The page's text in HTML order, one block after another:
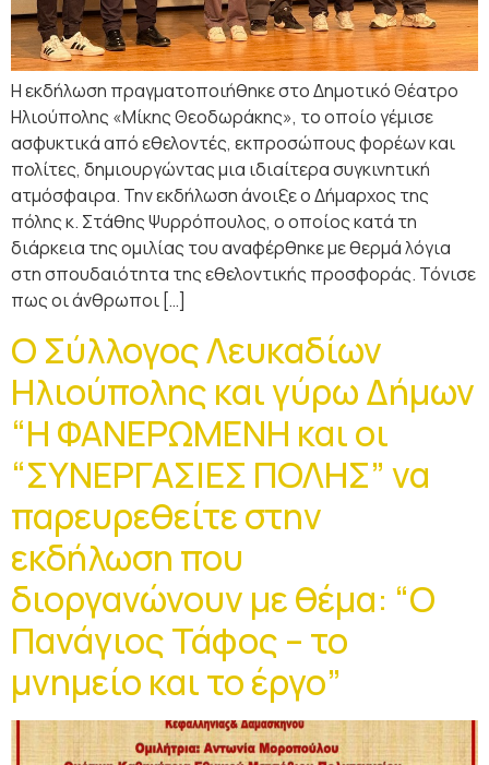
Η εκδήλωση πραγματοποιήθηκε στο Δημοτικό Θέατρο
Ηλιούπολης «Μίκης Θεοδωράκης», το οποίο γέμισε
ασφυκτικά από εθελοντές, εκπροσώπους φορέων και
πολίτες, δημιουργώντας μια ιδιαίτερα συγκινητική
ατμόσφαιρα. Την εκδήλωση άνοιξε ο Δήμαρχος της
πόλης κ. Στάθης Ψυρρόπουλος, ο οποίος κατά τη
διάρκεια της ομιλίας του αναφέρθηκε με θερμά λόγια
στη σπουδαιότητα της εθελοντικής προσφοράς. Τόνισε
πως οι άνθρωποι […]
Ο Σύλλογος Λευκαδίων
Ηλιούπολης και γύρω Δήμων
“Η ΦΑΝΕΡΩΜΕΝΗ και οι
“ΣΥΝΕΡΓΑΣΙΕΣ ΠΟΛΗΣ” να
παρευρεθείτε στην
εκδήλωση που
διοργανώνουν με θέμα: “Ο
Πανάγιος Τάφος – το
μνημείο και το έργο”